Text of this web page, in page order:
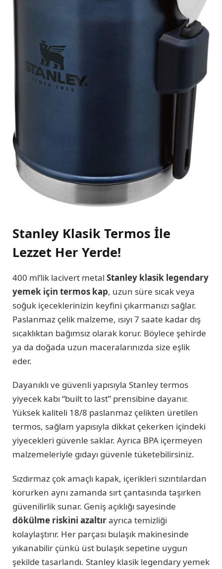
Stanley Klasik Termos İle
Lezzet Her Yerde!
400 ml’lik lacivert metal Stanley klasik legendary
yemek için termos kap, uzun süre sıcak veya
soğuk içeceklerinizin keyfini çıkarmanızı sağlar.
Paslanmaz çelik malzeme, ısıyı 7 saate kadar dış
sıcaklıktan bağımsız olarak korur. Böylece şehirde
ya da doğada uzun maceralarınızda size eşlik
eder.
Dayanıklı ve güvenli yapısıyla Stanley termos
yiyecek kabı “built to last” prensibine dayanır.
Yüksek kaliteli 18/8 paslanmaz çelikten üretilen
termos, sağlam yapısıyla dikkat çekerken içindeki
yiyecekleri güvenle saklar. Ayrıca BPA içermeyen
malzemeleriyle gıdayı güvenle tüketebilirsiniz.
Sızdırmaz çok amaçlı kapak, içerikleri sızıntılardan
korurken aynı zamanda sırt çantasında taşırken
güvenilirlik sunar. Geniş açıklığı sayesinde
dökülme riskini azaltırayrıca temizliği
kolaylaştırır. Her parçası bulaşık makinesinde
yıkanabilir çünkü üst bulaşık sepetine uygun
şekilde tasarlandı. Stanley klasik legendary yemek